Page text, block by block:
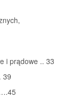
i prądowe .. 33
39